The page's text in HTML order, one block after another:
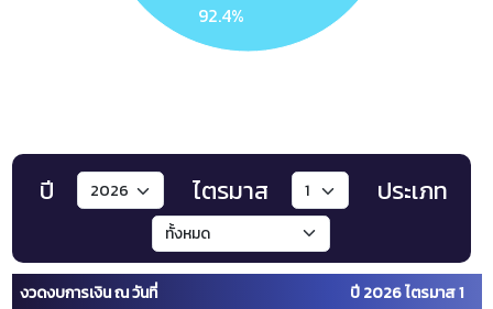
92.4%
ปี ไตรมาส ประเภท
งวดงบการเงิน ณ วันที่
ปี 2026 ไตรมาส 1